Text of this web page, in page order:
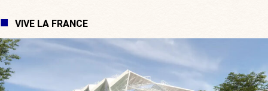
VIVE LA FRANCE